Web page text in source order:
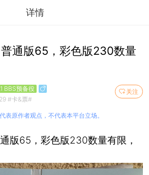
详情
通版65，彩色版230数量
关注
BBS预备役
#卡&票#
表原作者观点，不代表本平台立场。
版65，彩色版230数量有限，